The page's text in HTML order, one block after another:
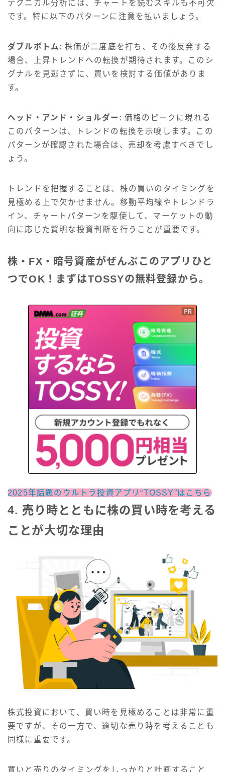
テクニカル分析には、チャートを読むスキルも不可欠
です。特に以下のパターンに注意を払いましょう。
ダブルボトム : 株価が二度底を打ち、その後反発する
場合、上昇トレンドへの転換が期待されます。このシ
グナルを見逃さずに、買いを検討する価値がありま
す。
ヘッド・アンド・ショルダー : 価格のピークに現れる
このパターンは、トレンドの転換を示唆します。この
パターンが確認された場合は、売却を考慮すべきでし
ょう。
トレンドを把握することは、株の買いのタイミングを
見極める上で欠かせません。移動平均線やトレンドラ
イン、チャートパターンを駆使して、マーケットの動
向に応じた賢明な投資判断を行うことが重要です。
株・FX・暗号資産がぜんぶこのアプリひと
つでOK！まずはTOSSYの無料登録から。
2025年話題のウルトラ投資アプリ“TOSSY”はこちら
4. 売り時とともに株の買い時を考える
ことが大切な理由
株式投資において、買い時を見極めることは非常に重
要ですが、その一方で、適切な売り時を考えることも
同様に重要です。
買いと売りのタイミングをしっかりと計画すること